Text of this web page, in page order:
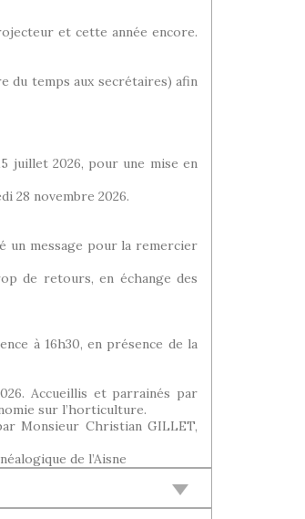
et cette année encore.
du temps aux secrétaires) afin
juillet 2026, pour une mise en
28 novembre 2026.
un message pour la remercier
de retours, en échange des
à 16h30, en présence de la
Accueillis et parrainés par
sur l’horticulture.
Monsieur Christian GILLET,
de l’Aisne